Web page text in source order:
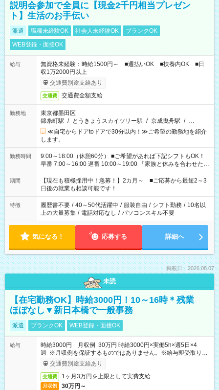
説明会参加で全員に【現金2千円相当プレゼン
ト】生活のお手伝い
派遣 職種未経験OK 社会人未経験OK
ブランクOK
WEB登録・面接OK
給与
無資格未経験：時給1500円～ ■週払いOK ■扶養内OK ■日
収1万2000円以上
交通費別途支給あり
交通費 交通費全額支給
勤務地
東京都墨田区
錦糸町駅 / とうきょうスカイツリー駅 / 京成曳舟駅 / …
≪自宅からドアtoドアで30分以内！≫ご希望の勤務地を紹介
します。
勤務時間
9:00～18:00（休憩60分） ■ご希望があれば下記シフトもOK！
早番 7:00～16:00 遅番 10:00～19:00 「家族と休みを合わせた
い」 「余裕を持って夕飯の準備がしたい」 「できれば残業はし
たくない」 など、ご希望を教えてくださいね。 ※Wワーク希望
の方へ 今ご覧のお仕事で希望する勤務時間と、もう1つのお仕事
の勤務時間。 合計で週40時間を超える場合は応募できません。
期間
【現在も積極採用中！急募！】2カ月～ ■ご応募から最短2～3
日後の就業も相談可能です！
特徴 履歴書不要 / 40～50代活躍中 / 服装自由 / シフト勤務 / 10名以
上の大量募集 / 電話対応なし / パソコンスキル不要
気になる！ 応募する 詳細へ
掲載日：2026.08.07
未読
【在宅勤務OK】時給3000円！10～16時＊残業
ほぼなし▼新日本橋で一般事務
派遣 ブランクOK WEB登録・面接OK
給与
時給3000円 月収例 30万円 時給3000円×実働5h×週5日×4
週 ※月収例を保証するものではありません。※給与即受取りサ
ービス利用可（利用条件有）
交通費別途支給あり
交通費 1ヶ月3万円を上限として実費支給
月収例 30万円～